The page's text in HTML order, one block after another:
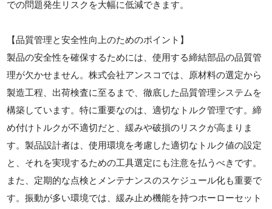
での問題発生リスクを大幅に低減できます。
【品質管理と安全性向上のためのポイント】
製品の安全性を確保するためには、使用する締結部品の品質管
理が欠かせません。株式会社アンスコでは、原材料の選定から
製造工程、出荷検査に至るまで、徹底した品質管理システムを
構築しています。特に重要なのは、適切なトルク管理です。締
め付けトルクが不適切だと、緩みや破損のリスクが高まりま
す。製品設計者は、使用環境を考慮した適切なトルク値の設定
と、それを実現するための工具選定にも注意を払うべきです。
また、定期的な点検とメンテナンスのスケジュール化も重要で
す。振動が多い環境では、緩み止め機能を持つホーローセット